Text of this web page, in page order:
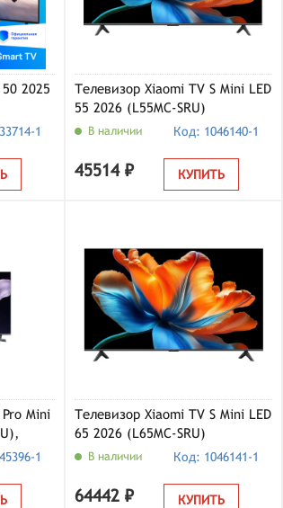
2025
1
Телевизор Xiaomi TV S Mini LED
55 2026 (L55MC-SRU)
В наличии Код: 1046140-1
45514 ₽ КУПИТЬ
Mini
1
Телевизор Xiaomi TV S Mini LED
65 2026 (L65MC-SRU)
В наличии Код: 1046141-1
64442 ₽ КУПИТЬ